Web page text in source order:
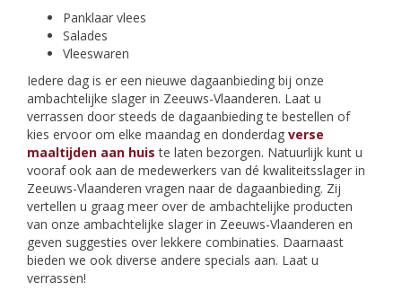
Panklaar vlees
Salades
Vleeswaren
Iedere dag is er een nieuwe dagaanbieding bij onze
ambachtelijke slager in Zeeuws-Vlaanderen. Laat u
verrassen door steeds de dagaanbieding te bestellen of
kies ervoor om elke maandag en donderdag verse
maaltijden aan huis te laten bezorgen. Natuurlijk kunt u
vooraf ook aan de medewerkers van dé kwaliteitsslager in
Zeeuws-Vlaanderen vragen naar de dagaanbieding. Zij
vertellen u graag meer over de ambachtelijke producten
van onze ambachtelijke slager in Zeeuws-Vlaanderen en
geven suggesties over lekkere combinaties. Daarnaast
bieden we ook diverse andere specials aan. Laat u
verrassen!